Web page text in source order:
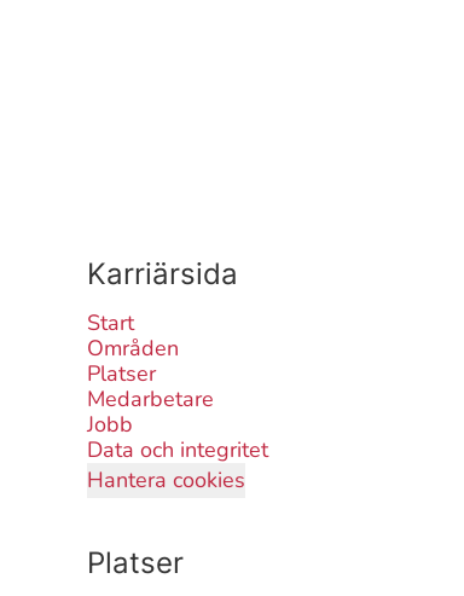
Karriärsida
Start
Områden
Platser
Medarbetare
Jobb
Data och integritet
Hantera cookies
Platser